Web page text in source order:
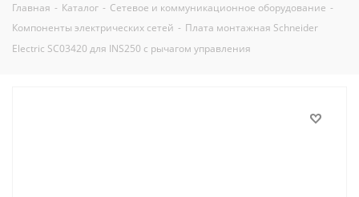
Главная - Каталог - Сетевое и коммуникационное оборудование -
Компоненты электрических сетей - Плата монтажная Schneider
Electric SC03420 для INS250 с рычагом управления